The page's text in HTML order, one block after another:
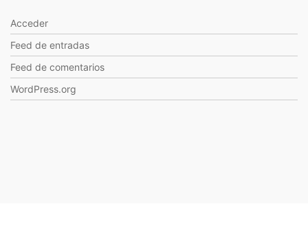
Acceder
Feed de entradas
Feed de comentarios
WordPress.org